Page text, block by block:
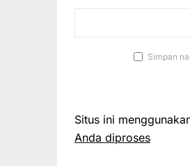
Simpan
Situs ini
Anda diproses